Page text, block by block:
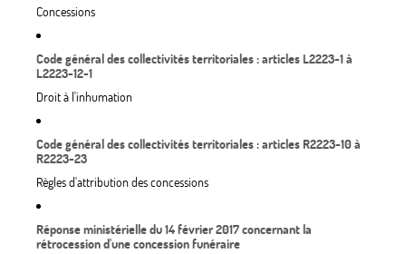
Concessions
Code général des collectivités territoriales : articles L2223-1 à
L2223-12-1
Droit à l'inhumation
Code général des collectivités territoriales : articles R2223-10 à
R2223-23
Règles d'attribution des concessions
Réponse ministérielle du 14 février 2017 concernant la
rétrocession d'une concession funéraire